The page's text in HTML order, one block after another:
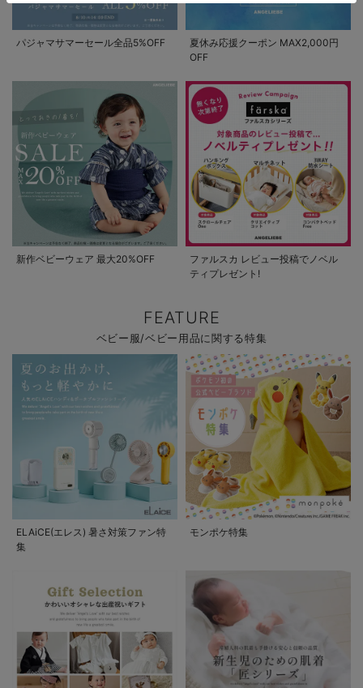
パジャマサマーセール全品5%OFF
夏休み応援クーポン MAX2,000円
OFF
新作ベビーウェア 最大20%OFF
ファルスカ レビュー投稿でノベル
ティプレゼント!
FEATURE
ベビー服/ベビー用品に関する特集
ELAiCE(エレス) 暑さ対策ファン特
集
モンポケ特集